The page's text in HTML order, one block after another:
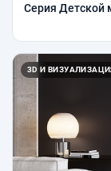
Серия Детской
3D И